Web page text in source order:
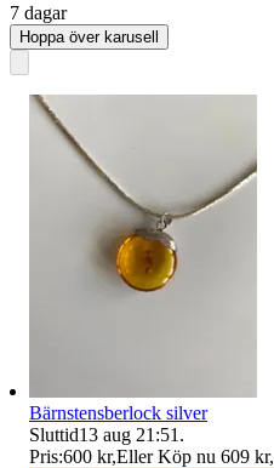
7 dagar
Hoppa över karusell
Bärnstensberlock silver
Sluttid13 aug 21:51 .
Pris:600 kr,Eller Köp nu 609 kr,